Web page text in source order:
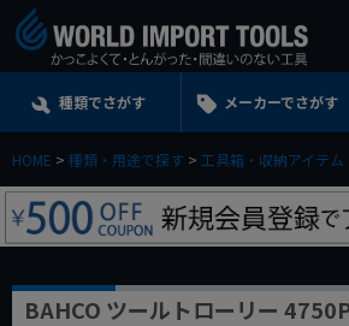
種類でさがす メーカーでさがす
HOME 種類・用途で探す 工具箱・収納アイテム
BAHCO ツールトローリー